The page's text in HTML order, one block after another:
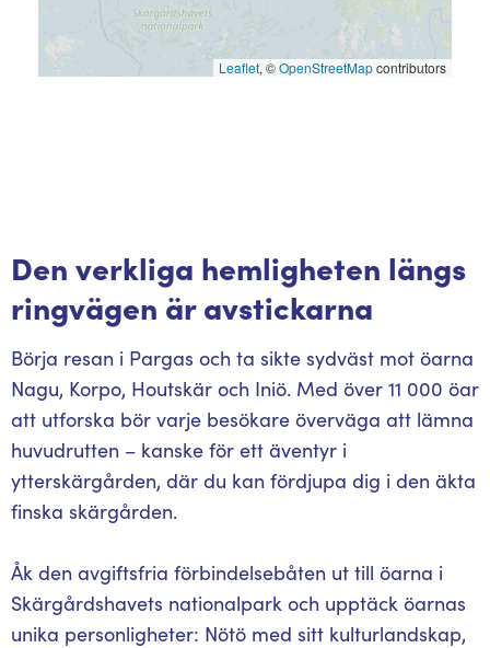
Leaflet, ©OpenStreetMapcontributors
Den verkliga hemligheten längs
ringvägen är avstickarna
Börja resan i Pargas och ta sikte sydväst mot öarna
Nagu, Korpo, Houtskär och Iniö. Med över 11 000 öar
att utforska bör varje besökare överväga att lämna
huvudrutten – kanske för ett äventyr i
ytterskärgården, där du kan fördjupa dig i den äkta
finska skärgården.
Åk den avgiftsfria förbindelsebåten ut till öarna i
Skärgårdshavets nationalpark och upptäck öarnas
unika personligheter: Nötö med sitt kulturlandskap,